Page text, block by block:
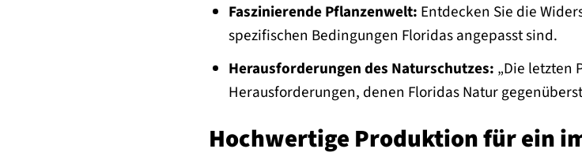
Faszinierende Pflanzenwelt: Entdecken Sie die
spezifischen Bedingungen Floridas angepasst sind.
Herausforderungen des Naturschutzes: „Die letzten
Herausforderungen, denen Floridas Natur
Hochwertige Produktion für ein